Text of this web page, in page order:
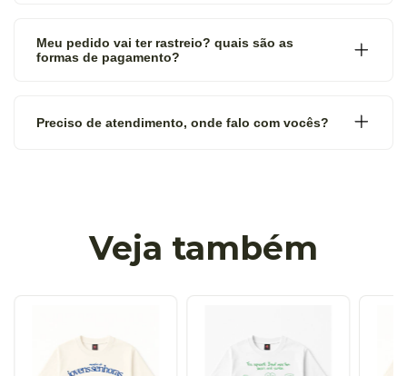
Meu pedido vai ter rastreio? quais são as
formas de pagamento?
Preciso de atendimento, onde falo com vocês?
Veja também